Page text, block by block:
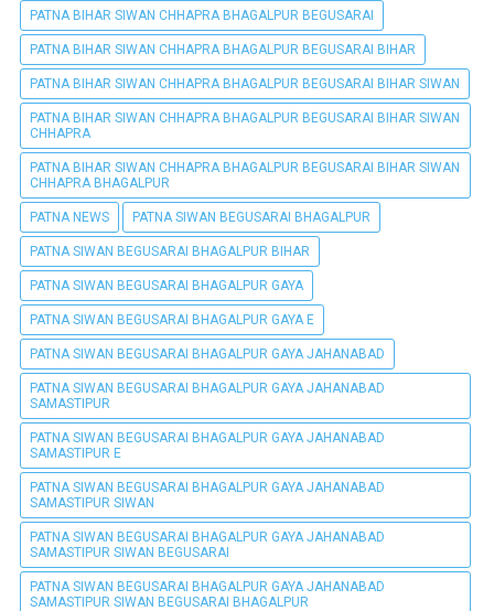
PATNA BIHAR SIWAN CHHAPRA BHAGALPUR BEGUSARAI
PATNA BIHAR SIWAN CHHAPRA BHAGALPUR BEGUSARAI BIHAR
PATNA BIHAR SIWAN CHHAPRA BHAGALPUR BEGUSARAI BIHAR SIWAN
PATNA BIHAR SIWAN CHHAPRA BHAGALPUR BEGUSARAI BIHAR SIWAN
CHHAPRA
PATNA BIHAR SIWAN CHHAPRA BHAGALPUR BEGUSARAI BIHAR SIWAN
CHHAPRA BHAGALPUR
PATNA NEWS PATNA SIWAN BEGUSARAI BHAGALPUR
PATNA SIWAN BEGUSARAI BHAGALPUR BIHAR
PATNA SIWAN BEGUSARAI BHAGALPUR GAYA
PATNA SIWAN BEGUSARAI BHAGALPUR GAYA E
PATNA SIWAN BEGUSARAI BHAGALPUR GAYA JAHANABAD
PATNA SIWAN BEGUSARAI BHAGALPUR GAYA JAHANABAD
SAMASTIPUR
PATNA SIWAN BEGUSARAI BHAGALPUR GAYA JAHANABAD
SAMASTIPUR E
PATNA SIWAN BEGUSARAI BHAGALPUR GAYA JAHANABAD
SAMASTIPUR SIWAN
PATNA SIWAN BEGUSARAI BHAGALPUR GAYA JAHANABAD
SAMASTIPUR SIWAN BEGUSARAI
PATNA SIWAN BEGUSARAI BHAGALPUR GAYA JAHANABAD
SAMASTIPUR SIWAN BEGUSARAI BHAGALPUR